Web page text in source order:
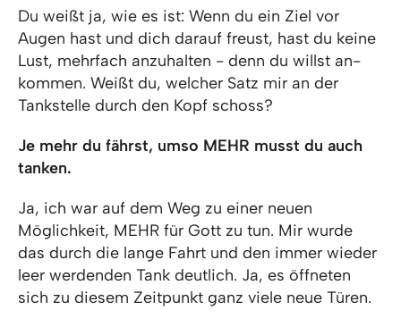
Du weißt ja, wie es ist: Wenn du ein Ziel vor
Augen hast und dich darauf freust, hast du keine
Lust, mehrfach anzuhalten - denn du willst an-
kommen. Weißt du, welcher Satz mir an der
Tankstelle durch den Kopf schoss?
Je mehr du fährst, umso MEHR musst du auch
tanken.
Ja, ich war auf dem Weg zu einer neuen
Möglichkeit, MEHR für Gott zu tun. Mir wurde
das durch die lange Fahrt und den immer wieder
leer werdenden Tank deutlich. Ja, es öffneten
sich zu diesem Zeitpunkt ganz viele neue Türen.